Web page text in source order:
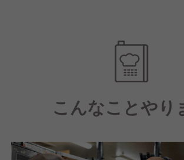
を存分にお楽しみいただける、バー
こんなことやり